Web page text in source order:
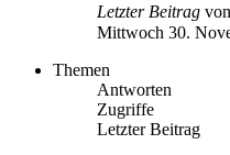
Letzter Beitrag von
Mittwoch 30.
Themen
Antworten
Zugriffe
Letzter Beitrag